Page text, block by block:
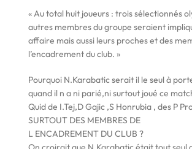
« Au total huit joueurs : trois sélectionnés
autres membres du groupe seraient
affaire mais aussi leurs proches et des
l’encadrement du club. »
Pourquoi N.Karabatic serait il le seul à
quand il n a ni parié,ni surtout joué ce
Quid de I.Tej,D Gajic ,S Honrubia , des P
SURTOUT DES MEMBRES DE
L ENCADREMENT DU CLUB ?